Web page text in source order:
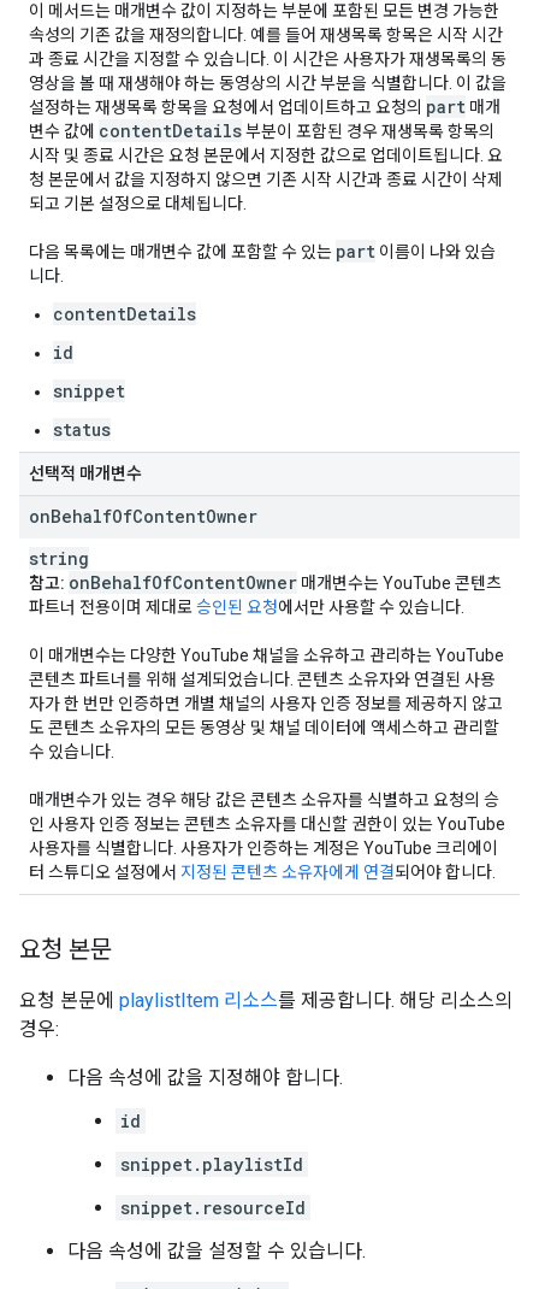
이 메서드는 매개변수 값이 지정하는 부분에 포함된 모든 변경 가능한
속성의 기존 값을 재정의합니다. 예를 들어 재생목록 항목은 시작 시간
과 종료 시간을 지정할 수 있습니다. 이 시간은 사용자가 재생목록의 동
영상을 볼 때 재생해야 하는 동영상의 시간 부분을 식별합니다. 이 값을
설정하는 재생목록 항목을 요청에서 업데이트하고 요청의 part 매개
변수 값에 contentDetails부분이 포함된 경우 재생목록 항목의
시작 및 종료 시간은 요청 본문에서 지정한 값으로 업데이트됩니다. 요
청 본문에서 값을 지정하지 않으면 기존 시작 시간과 종료 시간이 삭제
되고 기본 설정으로 대체됩니다.
다음 목록에는 매개변수 값에 포함할 수 있는 part 이름이 나와 있습
니다.
contentDetails
id
snippet
status
선택적 매개변수
onBehalfOfContentOwner
string
참고: onBehalfOfContentOwner 매개변수는 YouTube 콘텐츠
파트너 전용이며 제대로승인된 요청에서만 사용할 수 있습니다.
이 매개변수는 다양한 YouTube 채널을 소유하고 관리하는 YouTube
콘텐츠 파트너를 위해 설계되었습니다. 콘텐츠 소유자와 연결된 사용
자가 한 번만 인증하면 개별 채널의 사용자 인증 정보를 제공하지 않고
도 콘텐츠 소유자의 모든 동영상 및 채널 데이터에 액세스하고 관리할
수 있습니다.
매개변수가 있는 경우 해당 값은 콘텐츠 소유자를 식별하고 요청의 승
인 사용자 인증 정보는 콘텐츠 소유자를 대신할 권한이 있는 YouTube
사용자를 식별합니다. 사용자가 인증하는 계정은 YouTube 크리에이
터 스튜디오 설정에서 지정된 콘텐츠 소유자에게 연결되어야 합니다.
요청 본문
요청 본문에 playlistItem 리소스를 제공합니다. 해당 리소스의
경우:
다음 속성에 값을 지정해야 합니다.
id
snippet.playlistId
snippet.resourceId
다음 속성에 값을 설정할 수 있습니다.